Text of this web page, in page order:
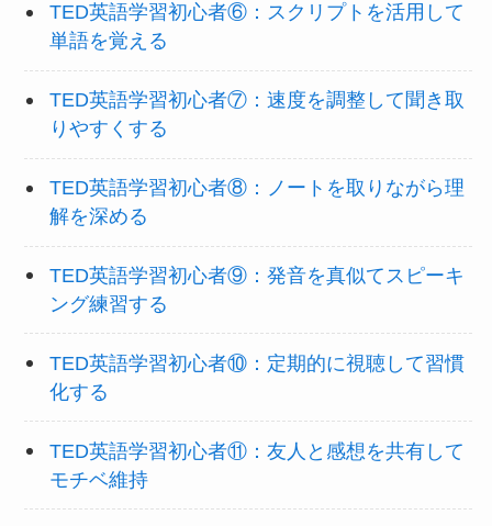
TED英語学習初心者⑥：スクリプトを活用して
単語を覚える
TED英語学習初心者⑦：速度を調整して聞き取
りやすくする
TED英語学習初心者⑧：ノートを取りながら理
解を深める
TED英語学習初心者⑨：発音を真似てスピーキ
ング練習する
TED英語学習初心者⑩：定期的に視聴して習慣
化する
TED英語学習初心者⑪：友人と感想を共有して
モチベ維持